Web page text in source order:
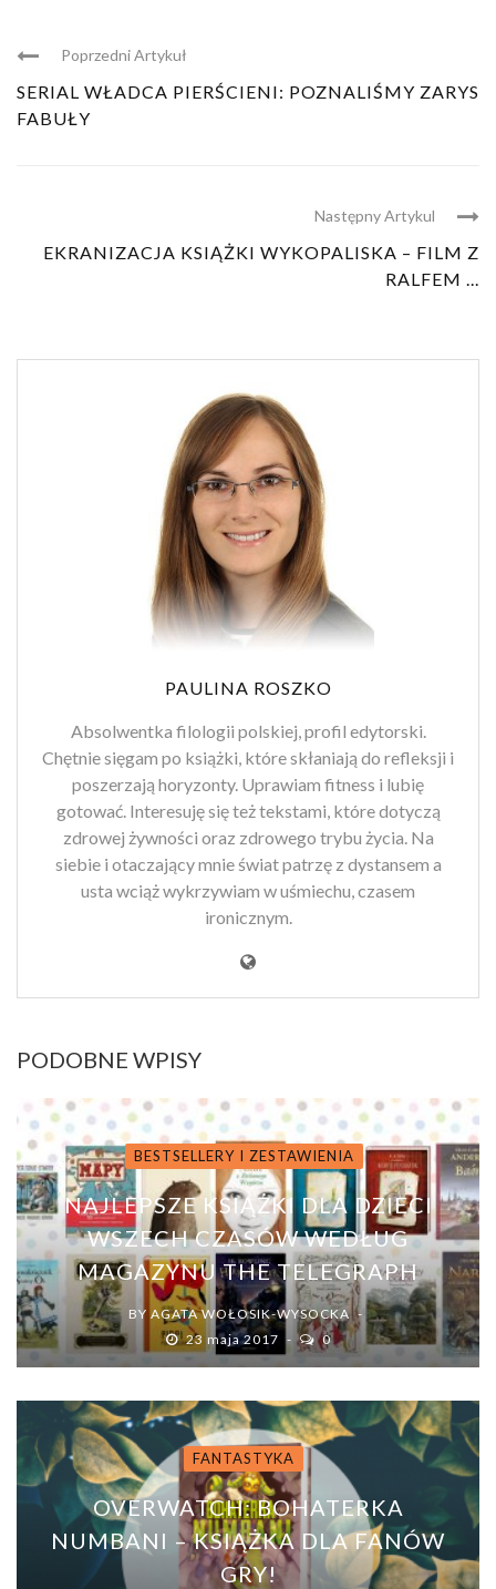
Poprzedni Artykuł
SERIAL WŁADCA PIERŚCIENI: POZNALIŚMY ZARYS
FABUŁY
Następny Artykul
EKRANIZACJA KSIĄŻKI WYKOPALISKA – FILM Z
RALFEM ...
PAULINA ROSZKO
Absolwentka filologii polskiej, profil edytorski.
Chętnie sięgam po książki, które skłaniają do refleksji i
poszerzają horyzonty. Uprawiam fitness i lubię
gotować. Interesuję się też tekstami, które dotyczą
zdrowej żywności oraz zdrowego trybu życia. Na
siebie i otaczający mnie świat patrzę z dystansem a
usta wciąż wykrzywiam w uśmiechu, czasem
ironicznym.
PODOBNE WPISY
BESTSELLERY I ZESTAWIENIA
NAJLEPSZE KSIĄŻKI DLA DZIECI
WSZECH CZASÓW WEDŁUG
MAGAZYNU THE TELEGRAPH
BY AGATA WOŁOSIK-WYSOCKA
23 maja 2017
0
FANTASTYKA
OVERWATCH: BOHATERKA
NUMBANI – KSIĄŻKA DLA FANÓW
GRY!